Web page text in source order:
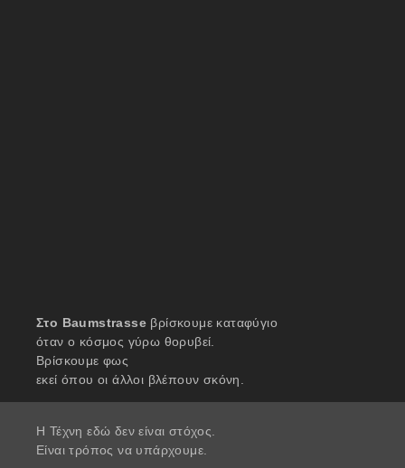
Στο Baumstrasse βρίσκουμε καταφύγιο
όταν ο κόσμος γύρω θορυβεί.
Βρίσκουμε φως
εκεί όπου οι άλλοι βλέπουν σκόνη.
Η Τέχνη εδώ δεν είναι στόχος.
Είναι τρόπος να υπάρχουμε.